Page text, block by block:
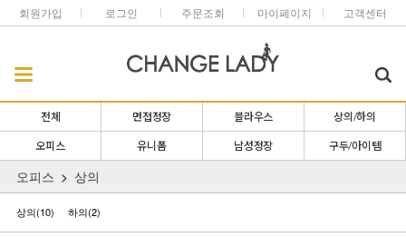
회원가입 로그인 주문조회 마이페이지 고객센터
전체 면접정장 블라우스 상의/하의
오피스 유니폼 남성정장 구두/아이템
오피스 상의
상의(10) 하의(2)